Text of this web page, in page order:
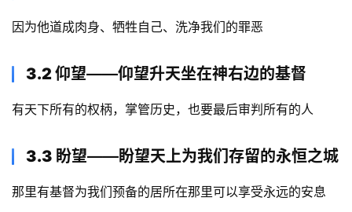
因为他道成肉身、牺牲自己、洗净我们的罪恶
3.2 仰望——仰望升天坐在神右边的基督
有天下所有的权柄，掌管历史，也要最后审判所有的人
3.3 盼望——盼望天上为我们存留的永恒之城
那里有基督为我们预备的居所在那里可以享受永远的安息